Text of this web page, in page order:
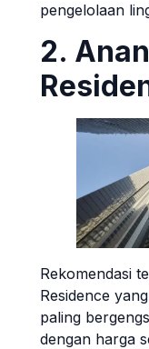
pengelolaan
2.
Rekomendasi
Residence
paling
dengan harga